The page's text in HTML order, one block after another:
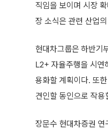
직임을 보이며 시장
장 소식은 관련 산업
현대차그룹은 하반기
L2+ 자율주행을 시연
용화할 계획이다. 또
견인할 동인으로 작용
장문수 현대차증권